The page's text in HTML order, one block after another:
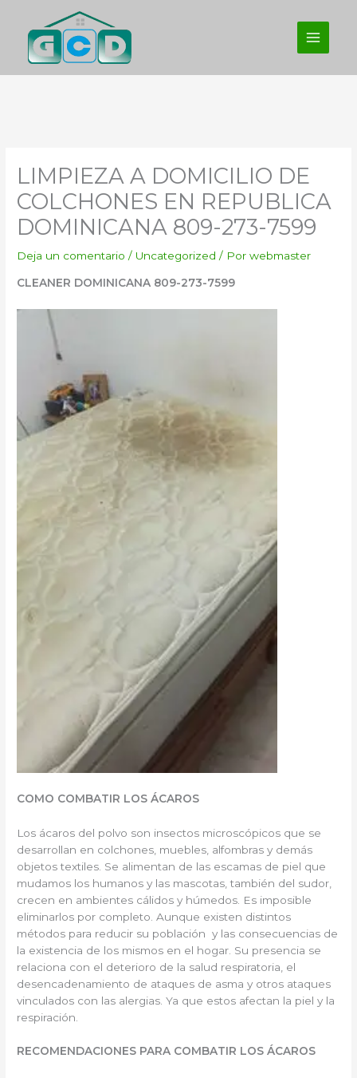
contenido
LIMPIEZA A DOMICILIO DE
COLCHONES EN REPUBLICA
DOMINICANA 809-273-7599
Deja un comentario / Uncategorized / Porwebmaster
CLEANER DOMINICANA 809-273-7599
COMO COMBATIR LOS ÁCAROS
Los ácaros del polvo son insectos microscópicos que se
desarrollan en colchones, muebles, alfombras y demás
objetos textiles. Se alimentan de las escamas de piel que
mudamos los humanos y las mascotas, también del sudor,
crecen en ambientes cálidos y húmedos. Es imposible
eliminarlos por completo. Aunque existen distintos
métodos para reducir su población y las consecuencias de
la existencia de los mismos en el hogar. Su presencia se
relaciona con el deterioro de la salud respiratoria, el
desencadenamiento de ataques de asma y otros ataques
vinculados con las alergias. Ya que estos afectan la piel y la
respiración.
RECOMENDACIONES PARA COMBATIR LOS ÁCAROS